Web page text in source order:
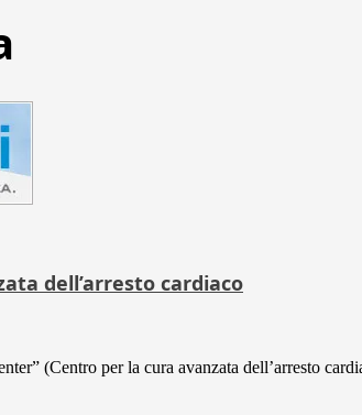
dell’arresto cardiaco
(Centro per la cura avanzata dell’arresto